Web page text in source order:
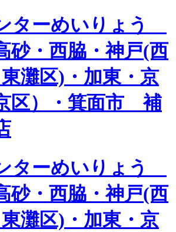
ターめいりょう
砂・西脇・神戸(西
灘区)・加東・京
区）・箕面市 補
ターめいりょう
砂・西脇・神戸(西
灘区)・加東・京